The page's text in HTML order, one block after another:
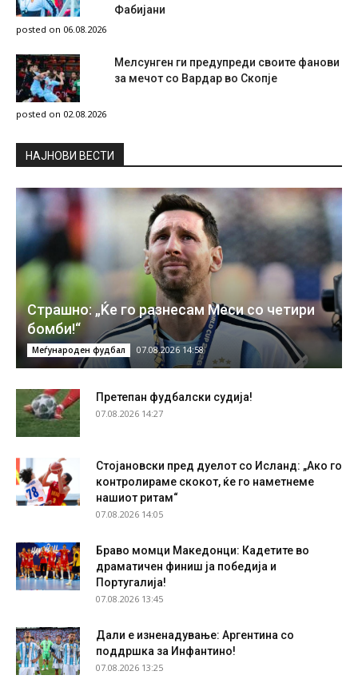
Фабијани
posted on 06.08.2026
Мелсунген ги предупреди своите фанови
за мечот со Вардар во Скопје
posted on 02.08.2026
НAЈНОВИ ВЕСТИ
Страшно: „Ќе го разнесам Меси со четири
бомби!“
Меѓународен фудбал 07.08.2026 14:58
Претепан фудбалски судија!
07.08.2026 14:27
Стојановски пред дуелот со Исланд: „Ако го
контролираме скокот, ќе го наметнеме
нашиот ритам“
07.08.2026 14:05
Браво момци Македонци: Кадетите во
драматичен финиш ја победија и
Португалија!
07.08.2026 13:45
Дали е изненадување: Аргентина со
поддршка за Инфантино!
07.08.2026 13:25